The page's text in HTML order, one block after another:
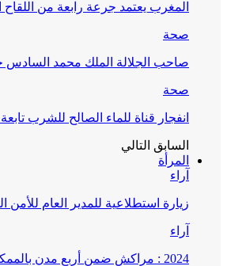
المغرب يعتمد جرعة رابعة من اللقاح المضاد
صحة
صاحب الجلالة الملك محمد السادس
صحة
انفجار قناة للماء الصالح للشرب
السابق التالي
المرأة
آراء
زيارة استطلاعية للمدير العام
آراء
2024 : مراكش ضمن أربع مدن بالممكلة سجلت مامجموعه 656 قضية تتعلق بغسيل الأموال